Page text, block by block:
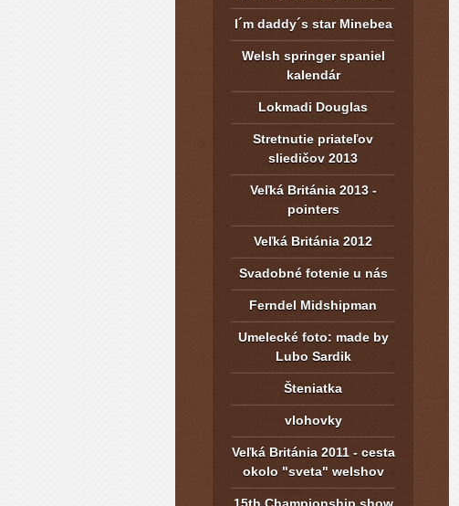
I´m daddy´s star Minebea
Welsh springer spaniel
kalendár
Lokmadi Douglas
Stretnutie priateľov
sliedičov 2013
Veľká Británia 2013 -
pointers
Veľká Británia 2012
Svadobné fotenie u nás
Ferndel Midshipman
Umelecké foto: made by
Lubo Sardik
Šteniatka
vlohovky
Veľká Británia 2011 - cesta
okolo "sveta" welshov